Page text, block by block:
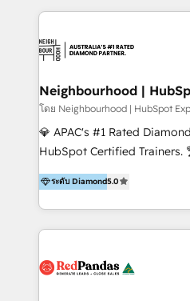
Awards, you can trust us,
Let's Connect: https://
experience even extends
accredited CRM
peace of mind that when
soon be making full use of
Our success includes building: - Campaigns
generated $1.3 million in deals - Websites
deal closures In other words, we prioritize real
achievements, not vanity metrics. We also
of your HubSpot? Then
Get a quote on your next
Neighbourhood |
โดย Neighbourhood | HubSpot
💎 APAC's #1 Rated
HubSpot Certified Trainers.
Winners. ⭐ 30+ HubSpot
User Group Leader. Neighbourhood is a customer
engagement agency that
things for our clients... Find
grow sales and shine a light
ระดับ Diamond5.0